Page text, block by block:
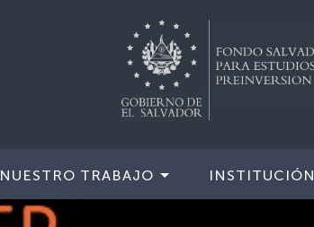
NUESTRO TRABAJO INSTITUCIÓN